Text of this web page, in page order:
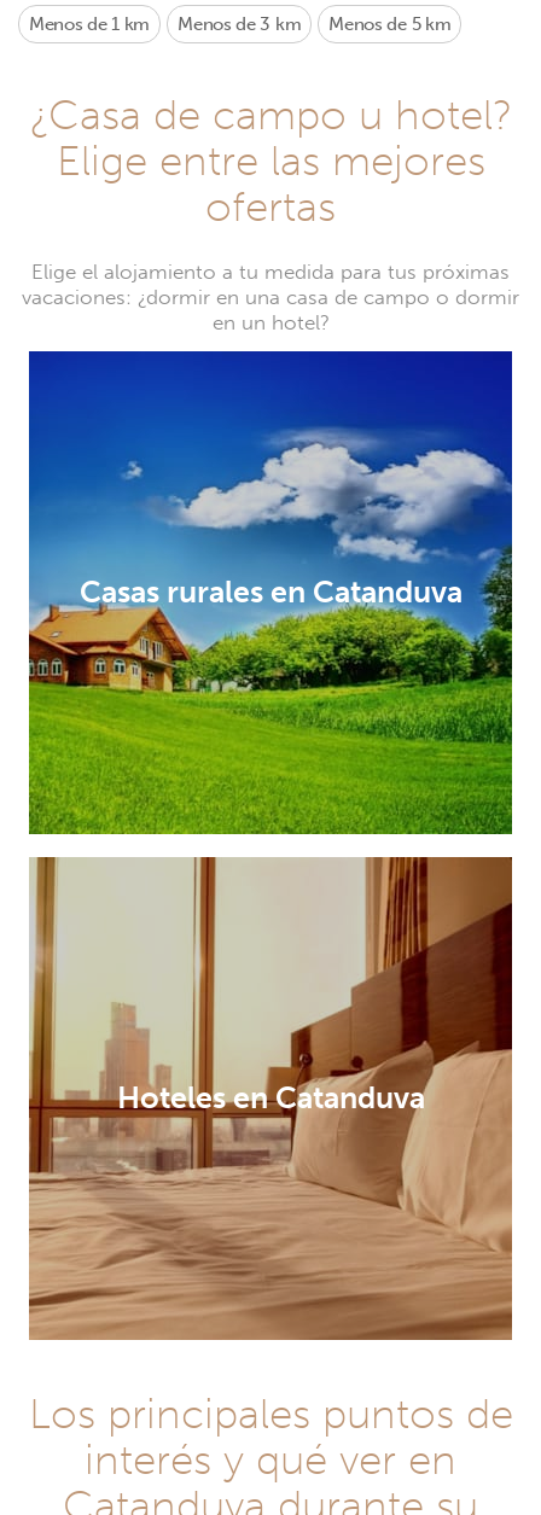
Menos de 1 km Menos de 3 km Menos de 5 km
¿Casa de campo u hotel?
Elige entre las mejores
ofertas
Elige el alojamiento a tu medida para tus próximas
vacaciones: ¿dormir en una casa de campo o dormir
en un hotel?
Casas rurales en Catanduva
Hoteles en Catanduva
Los principales puntos de
interés y qué ver en